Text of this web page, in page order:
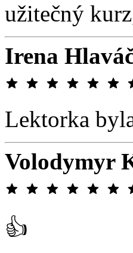
užitečný
Irena
Lektorka
Volodymyr
👍